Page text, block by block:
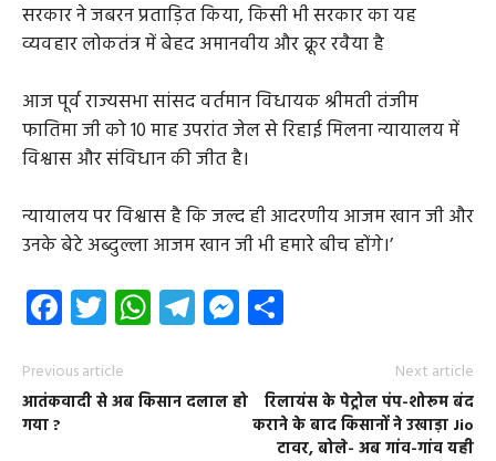
सरकार ने जबरन प्रताड़ित किया, किसी भी सरकार का यह
व्यवहार लोकतंत्र में बेहद अमानवीय और क्रूर रवैया है
आज पूर्व राज्यसभा सांसद वर्तमान विधायक श्रीमती तंजीम
फातिमा जी को 10 माह उपरांत जेल से रिहाई मिलना न्यायालय में
विश्वास और संविधान की जीत है।
न्यायालय पर विश्वास है कि जल्द ही आदरणीय आजम खान जी और
उनके बेटे अब्दुल्ला आजम खान जी भी हमारे बीच होंगे।’
Facebook
Twitter
WhatsApp
Telegram
Messenger
Previous article
आतंकवादी से अब किसान दलाल हो
गया ?
Next article
रिलायंस के पेट्रोल पंप-शोरूम बंद
कराने के बाद किसानों ने उखाड़ा Jio
टावर, बोले- अब गांव-गांव यही